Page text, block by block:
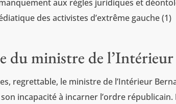
aux règles juridiques et
des activistes d’extrême gauche (1)
du ministre de l’Intérieur
regrettable, le ministre de l’Intérieur
incapacité à incarner l’ordre républicain.